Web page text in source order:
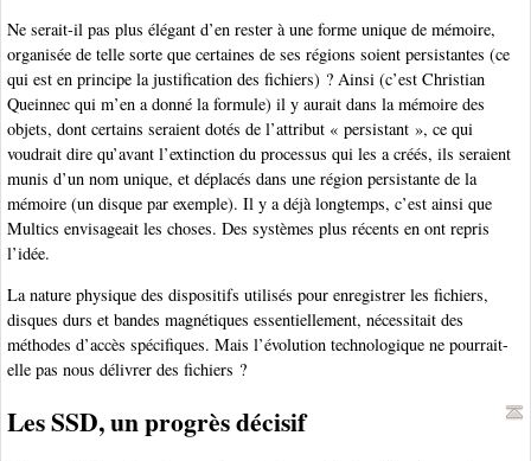
Ne serait-il pas plus élégant d’en rester à une forme unique de mémoire,
organisée de telle sorte que certaines de ses régions soient persistantes (ce
qui est en principe la justification des fichiers) ? Ainsi (c’est Christian
Queinnec qui m’en a donné la formule) il y aurait dans la mémoire des
objets, dont certains seraient dotés de l’attribut « persistant », ce qui
voudrait dire qu’avant l’extinction du processus qui les a créés, ils seraient
munis d’un nom unique, et déplacés dans une région persistante de la
mémoire (un disque par exemple). Il y a déjà longtemps, c’est ainsi que
Multics envisageait les choses. Des systèmes plus récents en ont repris
l’idée.
La nature physique des dispositifs utilisés pour enregistrer les fichiers,
disques durs et bandes magnétiques essentiellement, nécessitait des
méthodes d’accès spécifiques. Mais l’évolution technologique ne pourrait-
elle pas nous délivrer des fichiers ?
Les SSD, un progrès décisif